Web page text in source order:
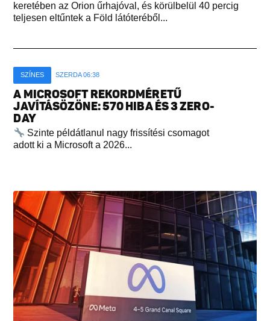
keretében az Orion űrhajóval, és körülbelül 40 percig
teljesen eltűntek a Föld látóteréből...
SZÍNES SZERDA 06:38
A MICROSOFT REKORDMÉRETŰ
JAVÍTÁSÖZÖNE: 570 HIBA ÉS 3 ZERO-
DAY
Szinte példátlanul nagy frissítési csomagot
adott ki a Microsoft a 2026...